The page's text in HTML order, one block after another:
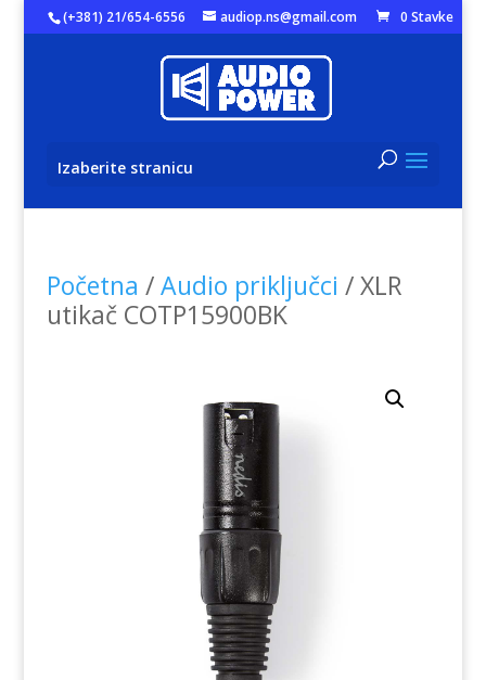
(+381) 21/654-6556 audiop.ns@gmail.com 0 Stavke
Izaberite stranicu
Početna /Audio priključci / XLR
utikač COTP15900BK